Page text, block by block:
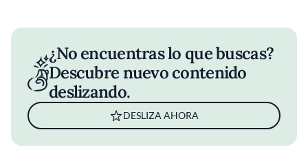
¿No encuentras lo que buscas?
Descubre nuevo contenido
deslizando.
DESLIZA AHORA